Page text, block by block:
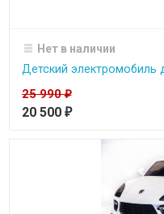
Нет в наличии
Детский электромобиль
25 990₽
20 500 ₽